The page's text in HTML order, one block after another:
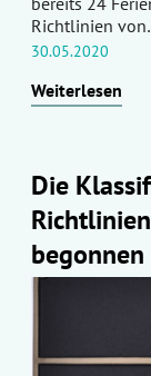
Richtlinien
30.05.2020
Weiterlesen
Die
begonnen